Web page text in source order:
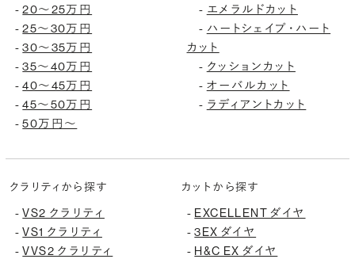
-20〜25万円
-25〜30万円
-30〜35万円
-35〜40万円
-40〜45万円
-45〜50万円
-50万円〜
- エメラルドカット
- ハートシェイプ・ハート
カット
- クッションカット
- オーバルカット
- ラディアントカット
クラリティから探す
-VS2 クラリティ
-VS1 クラリティ
-VVS2 クラリティ
カットから探す
- EXCELLENT ダイヤ
-3EX ダイヤ
- H&C EX ダイヤ